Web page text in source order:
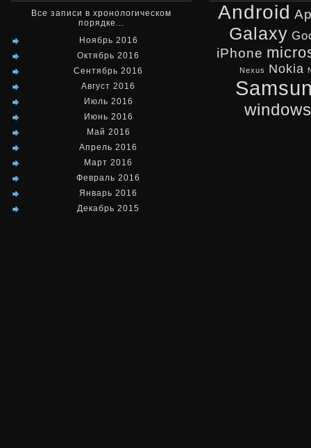
Все записи в хронологическом
порядке...
Ноябрь 2016
Октябрь 2016
Сентябрь 2016
Август 2016
Июль 2016
Июнь 2016
Май 2016
Апрель 2016
Март 2016
Февраль 2016
Январь 2016
Декабрь 2015
Android
Galaxy
iPhone
Nexus Nokia
windows